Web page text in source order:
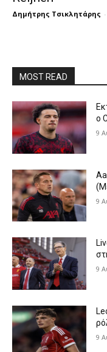
Δημήτρης Τσικλητάρης -
MOST READ
ο
9
9
9
9